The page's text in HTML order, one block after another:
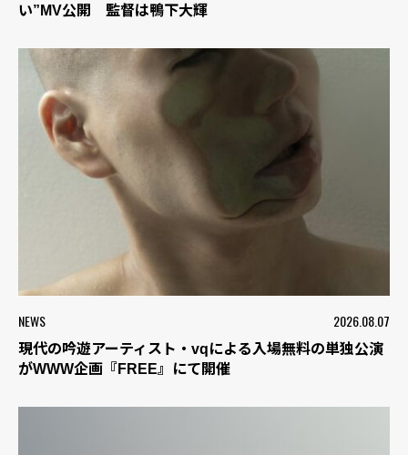
い”MV公開 監督は鴨下大輝
NEWS 2026.08.07
現代の吟遊アーティスト・vqによる入場無料の単独公演
がWWW企画『FREE』にて開催